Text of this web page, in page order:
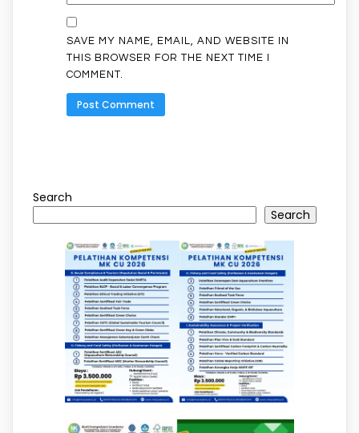
SAVE MY NAME, EMAIL, AND WEBSITE IN
THIS BROWSER FOR THE NEXT TIME I
COMMENT.
Search
Search